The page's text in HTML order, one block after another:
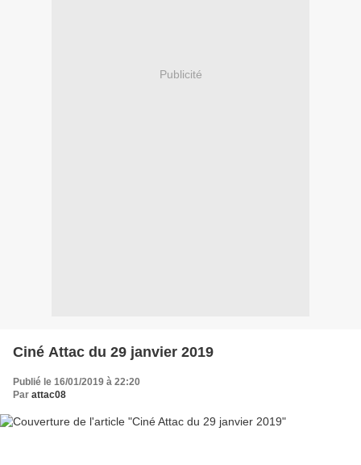
Publicité
Ciné Attac du 29 janvier 2019
Publié le 16/01/2019 à 22:20
Par attac08